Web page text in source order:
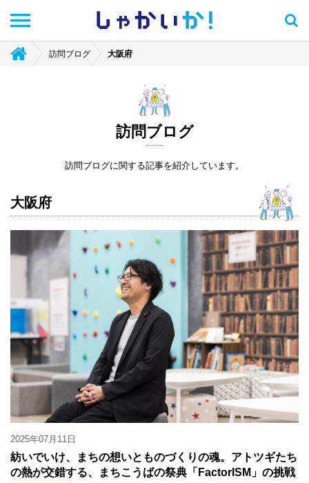
しゃかい か！
訪問ブログ 大阪府
訪問ブログ
訪問ブログに関する記事を紹介しています。
大阪府
2025年07月11日
紡いでいけ、まちの想いとものづくりの魂。アトツギたち
の熱が交錯する、まちこうばの祭典「FactorISM」の挑戦